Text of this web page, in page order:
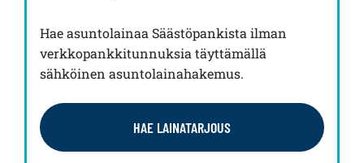
Hae asuntolainaa Säästöpankista ilman
verkkopankkitunnuksia täyttämällä
sähköinen asuntolainahakemus.
HAE LAINATARJOUS